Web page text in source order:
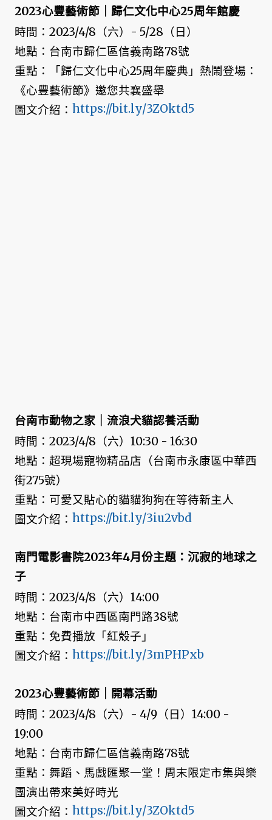
2023心豐藝術節｜歸仁文化中心25周年館慶
時間：2023/4/8（六）- 5/28（日）
地點：台南市歸仁區信義南路78號
重點：「歸仁文化中心25周年慶典」熱鬧登場：
《心豐藝術節》邀您共襄盛舉
圖文介紹： https://bit.ly/3ZOktd5
台南市動物之家｜流浪犬貓認養活動
時間：2023/4/8（六）10:30 - 16:30
地點：超現場寵物精品店（台南市永康區中華西
街275號）
重點：可愛又貼心的貓貓狗狗在等待新主人
圖文介紹： https://bit.ly/3iu2vbd
南門電影書院2023年4月份主題：沉寂的地球之
子
時間：2023/4/8（六）14:00
地點：台南市中西區南門路38號
重點：免費播放「紅殼子」
圖文介紹： https://bit.ly/3mPHPxb
2023心豐藝術節｜開幕活動
時間：2023/4/8（六）- 4/9（日）14:00 -
19:00
地點：台南市歸仁區信義南路78號
重點：舞蹈、馬戲匯聚一堂！周末限定市集與樂
團演出帶來美好時光
圖文介紹： https://bit.ly/3ZOktd5